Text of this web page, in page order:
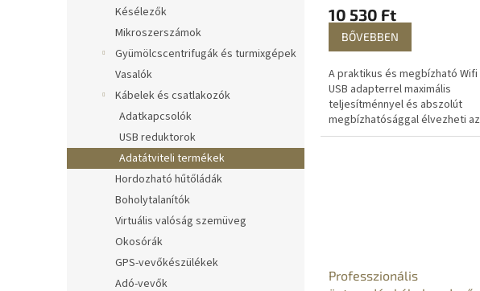
Késélezők
Mikroszerszámok
Gyümölcscentrifugák és turmixgépek
Vasalók
Kábelek és csatlakozók
Adatkapcsolók
USB reduktorok
Adatátviteli termékek
Hordozható hűtőládák
Boholytalanítók
Virtuális valóság szemüveg
Okosórák
GPS-vevőkészülékek
Adó-vevők
10 530 Ft
BŐVEBBEN
A praktikus és megbízható Wifi
USB adapterrel maximális
teljesítménnyel és abszolút
megbízhatósággal élvezheti az
internetkapcsolatot. Győzze le
Professzionális